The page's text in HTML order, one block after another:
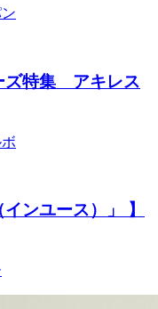
ズ特集 アキレス
ンユース）」 】